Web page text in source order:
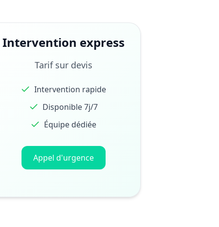
Intervention express
Tarif sur devis
Intervention rapide
Disponible 7j/7
Équipe dédiée
Appel d'urgence